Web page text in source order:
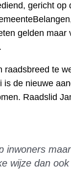
gericht op
gelden maar
te
is de nieuwe
Raadslid
wijze dan